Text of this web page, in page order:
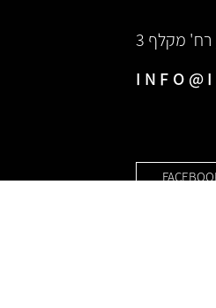
מקלף 3